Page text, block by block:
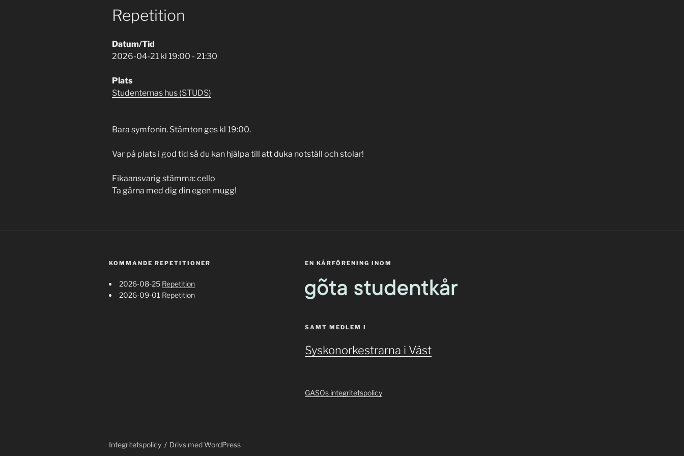
Repetition
Datum/Tid
2026-04-21 kl 19:00 - 21:30
Plats
Studenternas hus (STUDS)
Bara symfonin. Stämton ges kl 19:00.
Var på plats i god tid så du kan hjälpa till att duka notställ och stolar!
Fikaansvarig stämma: cello
Ta gärna med dig din egen mugg!
KOMMANDE REPETITIONER
2026-08-25 Repetition
2026-09-01 Repetition
EN KÅRFÖRENING INOM
SAMT MEDLEM I
Syskonorkestrarna i Väst
GASOs integritetspolicy
Integritetspolicy Drivs med WordPress